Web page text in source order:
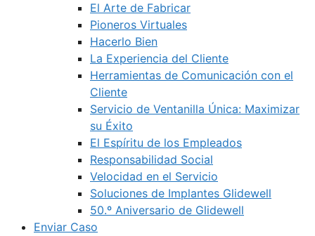
El Arte de Fabricar
Pioneros Virtuales
Hacerlo Bien
La Experiencia del Cliente
Herramientas de Comunicación con el
Cliente
Servicio de Ventanilla Única: Maximizar
su Éxito
El Espíritu de los Empleados
Responsabilidad Social
Velocidad en el Servicio
Soluciones de Implantes Glidewell
50.º Aniversario de Glidewell
Enviar Caso